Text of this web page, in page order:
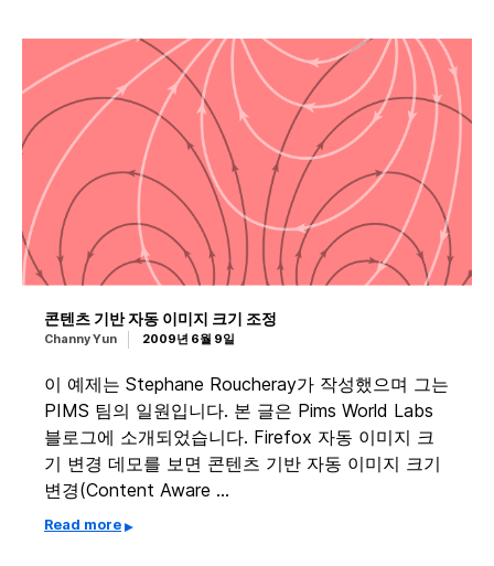
콘텐츠 기반 자동 이미지 크기 조정
Channy Yun 2009년 6월 9일
이 예제는 Stephane Roucheray가 작성했으며 그는
PIMS 팀의 일원입니다. 본 글은 Pims World Labs
블로그에 소개되었습니다. Firefox 자동 이미지 크
기 변경 데모를 보면 콘텐츠 기반 자동 이미지 크기
변경(Content Aware …
Read more